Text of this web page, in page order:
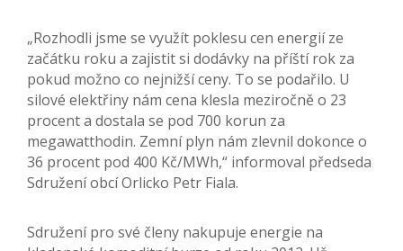
„Rozhodli jsme se využít poklesu cen energií ze
začátku roku a zajistit si dodávky na příští rok za
pokud možno co nejnižší ceny. To se podařilo. U
silové elektřiny nám cena klesla meziročně o 23
procent a dostala se pod 700 korun za
megawatthodin. Zemní plyn nám zlevnil dokonce o
36 procent pod 400 Kč/MWh,“ informoval předseda
Sdružení obcí Orlicko Petr Fiala.
Sdružení pro své členy nakupuje energie na